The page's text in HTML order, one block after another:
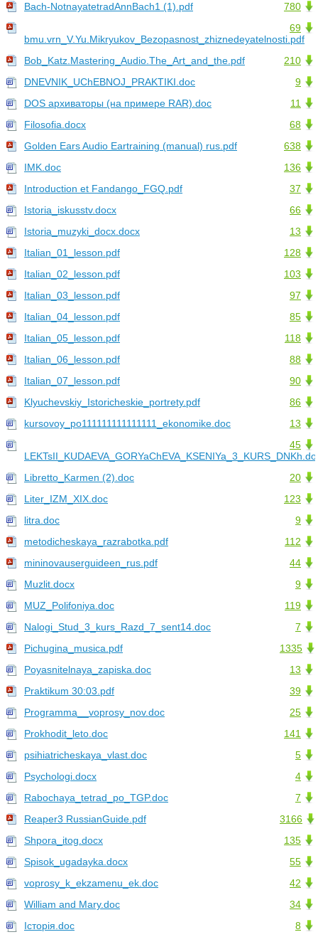
780
Bach-NotnayatetradAnnBach1 (1).pdf
69
bmu.vrn_V.Yu.Mikryukov_Bezopasnost_zhiznedeyatelnosti.pdf
210
Bob_Katz.Mastering_Audio.The_Art_and_the.pdf
9
DNEVNIK_UChEBNOJ_PRAKTIKI.doc
11
DOS архиваторы (на примере RAR).doc
68
Filosofia.docx
638
Golden Ears Audio Eartraining (manual) rus.pdf
136
IMK.doc
37
Introduction et Fandango_FGQ.pdf
66
Istoria_iskusstv.docx
13
Istoria_muzyki_docx.docx
128
Italian_01_lesson.pdf
103
Italian_02_lesson.pdf
97
Italian_03_lesson.pdf
85
Italian_04_lesson.pdf
118
Italian_05_lesson.pdf
88
Italian_06_lesson.pdf
90
Italian_07_lesson.pdf
86
Klyuchevskiy_Istoricheskie_portrety.pdf
13
kursovoy_po111111111111111_ekonomike.doc
45
20
Libretto_Karmen (2).doc
123
Liter_IZM_XIX.doc
9
litra.doc
112
metodicheskaya_razrabotka.pdf
44
mininovauserguideen_rus.pdf
9
Muzlit.docx
119
MUZ_Polifoniya.doc
7
Nalogi_Stud_3_kurs_Razd_7_sent14.doc
1335
Pichugina_musica.pdf
13
Poyasnitelnaya_zapiska.doc
39
Praktikum 30:03.pdf
25
Programma__voprosy_nov.doc
141
Prokhodit_leto.doc
5
psihiatricheskaya_vlast.doc
4
Psychologi.docx
7
Rabochaya_tetrad_po_TGP.doc
3166
Reaper3 RussianGuide.pdf
135
Shpora_itog.docx
55
Spisok_ugadayka.docx
42
voprosy_k_ekzamenu_ek.doc
34
William and Mary.doc
8
Історія.doc